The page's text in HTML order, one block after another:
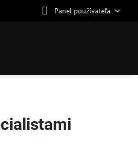
Panel používateľa